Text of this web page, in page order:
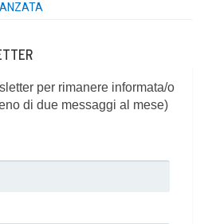
per rimanere informata/o
di due messaggi al mese)